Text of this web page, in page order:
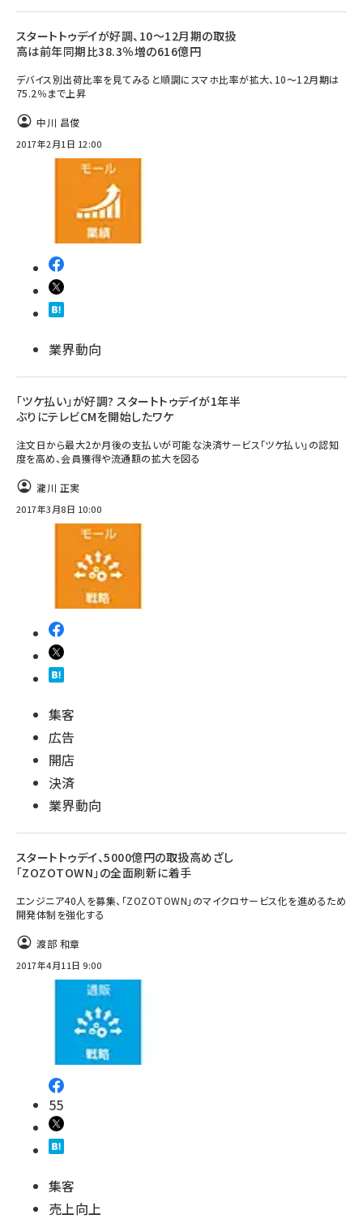
スタートトゥデイが好調、10～12月期の取扱
高は前年同期比38.3％増の616億円
デバイス別出荷比率を見てみると順調にスマホ比率が拡大、10～12月期は
75.2％まで上昇
中川 昌俊
2017年2月1日 12:00
業界動向
「ツケ払い」が好調? スタートトゥデイが1年半
ぶりにテレビCMを開始したワケ
注文日から最大2か月後の支払いが可能な決済サービス「ツケ払い」の認知
度を高め、会員獲得や流通額の拡大を図る
瀧川 正実
2017年3月8日 10:00
集客
広告
開店
決済
業界動向
スタートトゥデイ、5000億円の取扱高めざし
「ZOZOTOWN」の全面刷新に着手
エンジニア40人を募集、「ZOZOTOWN」のマイクロサービス化を進めるため
開発体制を強化する
渡部 和章
2017年4月11日 9:00
55
集客
売上向上